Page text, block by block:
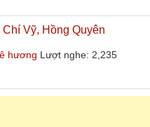
Vỹ, Hồng Quyên
hương Lượt nghe: 2,235